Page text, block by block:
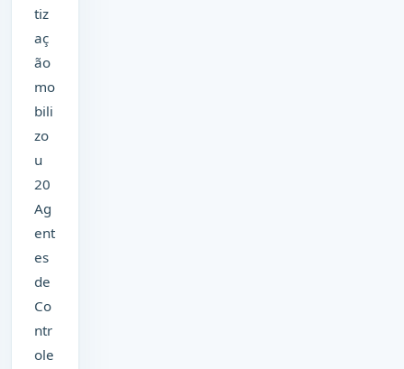
tiz
aç
ão
mo
bili
zo
u
20
Ag
ent
es
de
Co
ntr
ole